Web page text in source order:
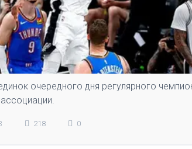
очередного дня регулярного
218 0